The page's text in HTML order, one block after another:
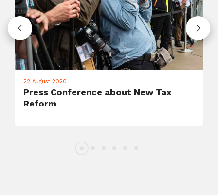
22 July 2020
New York: Support for Woman's